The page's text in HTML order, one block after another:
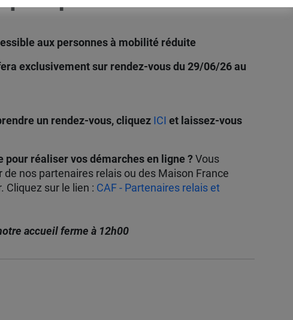
aux personnes à mobilité réduite
exclusivement sur rendez-vous du 29/06/26 au
un rendez-vous, cliquez ICI et laissez-vous
pour réaliser vos démarches en ligne ?Vous
de nos partenaires relais ou des Maison France
Cliquez sur le lien : CAF - Partenaires relais et
accueil ferme à 12h00